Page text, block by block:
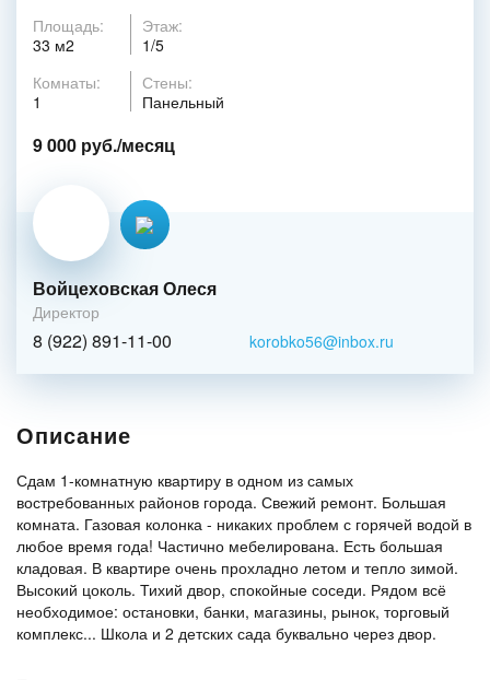
Площадь:
33 м2
Этаж:
1/5
Комнаты:
1
Стены:
Панельный
9 000 руб./месяц
Войцеховская Олеся
Директор
8 (922) 891-11-00 korobko56@inbox.ru
Описание
Сдам 1-комнатную квартиру в одном из самых
востребованных районов города. Свежий ремонт. Большая
комната. Газовая колонка - никаких проблем с горячей водой в
любое время года! Частично мебелирована. Есть большая
кладовая. В квартире очень прохладно летом и тепло зимой.
Высокий цоколь. Тихий двор, спокойные соседи. Рядом всё
необходимое: остановки, банки, магазины, рынок, торговый
комплекс... Школа и 2 детских сада буквально через двор.